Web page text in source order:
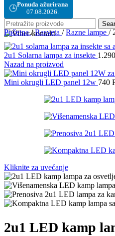
🕒Ponuda ažurirana
07.08.2026.
Početna/ Rasveta / Razne lampe /
2u1 Solarna lampa za insekte 1.290
Nazad na proizvod
Mini okrugli LED panel 12w 740
Kliknite za uvećanje
2u1 LED kamp